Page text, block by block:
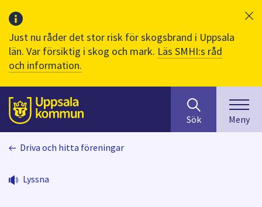
Just nu råder det stor risk för skogsbrand i Uppsala
län. Var försiktig i skog och mark. Läs SMHI:s råd
och information.
Till sidans
huvudinnehåll
efter
innehåll
på
Sök Meny
Driva och hitta föreningar
Lyssna